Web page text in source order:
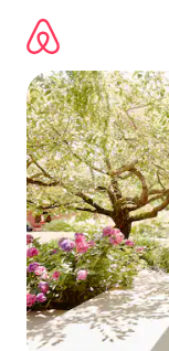
para
conteúdo